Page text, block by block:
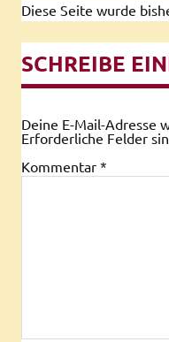
Diese Seite wurde
SCHREIBE
Deine E-Mail-Adresse
Erforderliche Felder
Kommentar *